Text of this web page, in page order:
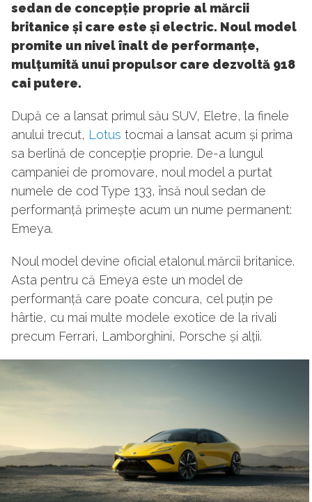
sedan de concepție proprie al mărcii
britanice și care este și electric. Noul model
promite un nivel înalt de performanțe,
mulțumită unui propulsor care dezvoltă 918
cai putere.
După ce a lansat primul său SUV, Eletre, la finele
anului trecut, Lotus tocmai a lansat acum și prima
sa berlină de concepție proprie. De-a lungul
campaniei de promovare, noul model a purtat
numele de cod Type 133, însă noul sedan de
performanță primește acum un nume permanent:
Emeya.
Noul model devine oficial etalonul mărcii britanice.
Asta pentru că Emeya este un model de
performanță care poate concura, cel puțin pe
hârtie, cu mai multe modele exotice de la rivali
precum Ferrari, Lamborghini, Porsche și alții.